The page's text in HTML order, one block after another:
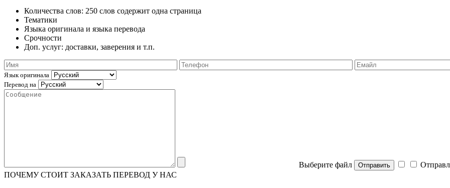
Количества слов: 250 слов содержит одна страница
Тематики
Языка оригинала и языка перевода
Срочности
Доп. услуг: доставки, заверения и т.п.
Язык оригинала
Перевод на
Выберите файл Отправить
ПОЧЕМУ СТОИТ ЗАКАЗАТЬ ПЕРЕВОД У НАС